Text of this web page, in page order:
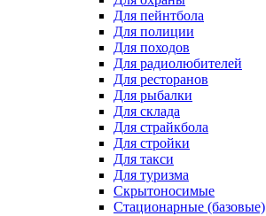
Для пейнтбола
Для полиции
Для походов
Для радиолюбителей
Для ресторанов
Для рыбалки
Для склада
Для страйкбола
Для стройки
Для такси
Для туризма
Скрытоносимые
Стационарные (базовые)